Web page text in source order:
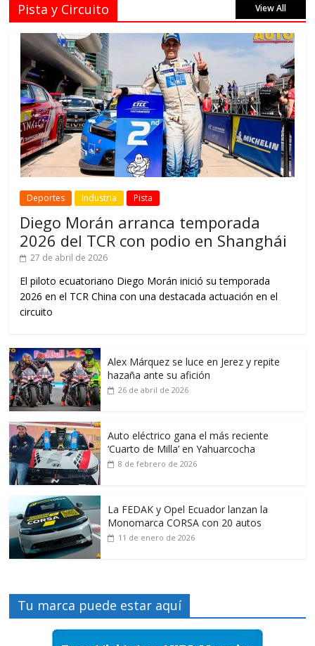
Pista y Circuito View All
Deportes Industria Pista
Diego Morán arranca temporada
2026 del TCR con podio en Shanghái
27 de abril de 2026
El piloto ecuatoriano Diego Morán inició su temporada
2026 en el TCR China con una destacada actuación en el
circuito
Alex Márquez se luce en Jerez y repite
hazaña ante su afición
26 de abril de 2026
Auto eléctrico gana el más reciente
‘Cuarto de Milla’ en Yahuarcocha
8 de febrero de 2026
La FEDAK y Opel Ecuador lanzan la
Monomarca CORSA con 20 autos
11 de enero de 2026
Tu marca puede estar aquí